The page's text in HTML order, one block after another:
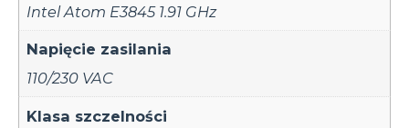
Intel Atom E3845 1.91 GHz
Napięcie zasilania
110/230 VAC
Klasa szczelności